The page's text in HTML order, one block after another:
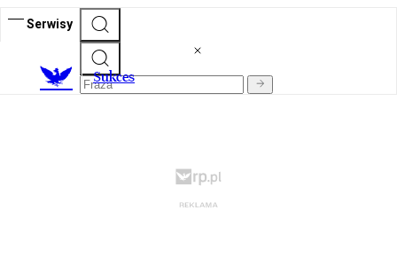
Serwisy
Sukces